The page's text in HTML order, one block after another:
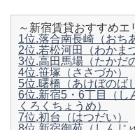
～新宿賃貸おすすめエ
1位.落合南長崎（おち
2位.若松河田（わかま
3位.高田馬場（たかだ
4位.笹塚（ささづか）
5位.曙橋（あけぼのば
6位.新宿5・6丁目（し
くろくちょうめ）
7位.初台（はつだい）